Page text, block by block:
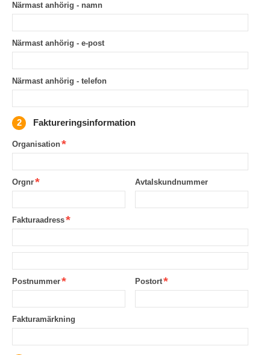
Närmast anhörig - namn
Närmast anhörig - e-post
Närmast anhörig - telefon
Faktureringsinformation
Organisation
Orgnr Avtalskundnummer
Fakturaadress
Postnummer Postort
Fakturamärkning